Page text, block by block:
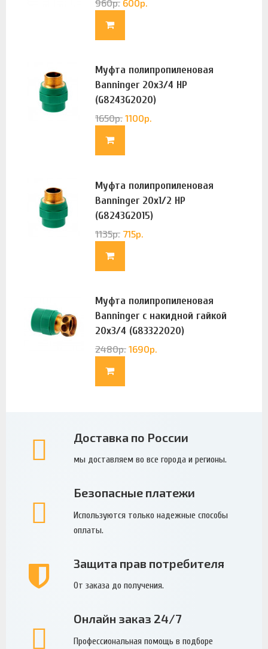
960р. 600р.
Муфта полипропиленовая
Banninger 20х3/4 НР
(G8243G2020)
1650р. 1100р.
Муфта полипропиленовая
Banninger 20х1/2 НР
(G8243G2015)
1135р. 715р.
Муфта полипропиленовая
Banninger с накидной гайкой
20х3/4 (G83322020)
2480р. 1690р.
Доставка по России
мы доставляем во все города и регионы.
Безопасные платежи
Используются только надежные способы
оплаты.
Защита прав потребителя
От заказа до получения.
Онлайн заказ 24/7
Профессиональная помощь в подборе